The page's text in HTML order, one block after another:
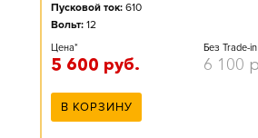
Пусковой ток: 610
Вольт: 12
Цена*
5 600 руб.
Без Trade-in
6 100
В КОРЗИНУ